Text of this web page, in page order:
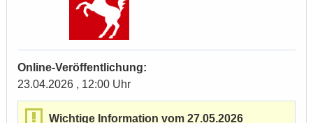
Online-Veröffentlichung:
23.04.2026 , 12:00 Uhr
Wichtige Information vom 27.05.2026